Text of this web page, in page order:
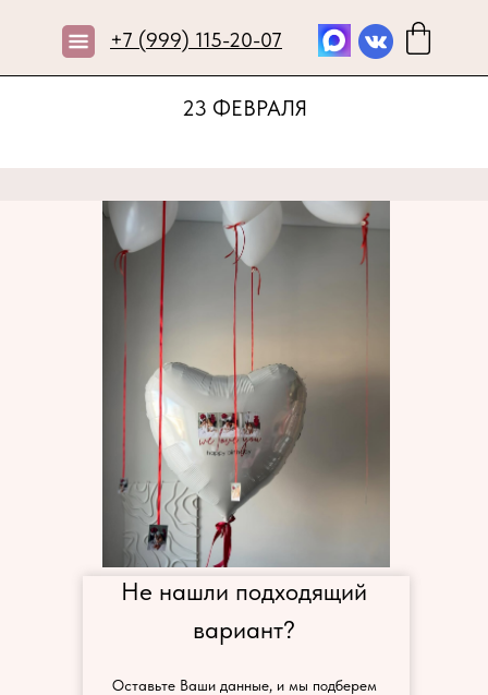
+7 (999) 115-20-07
23 ФЕВРАЛЯ
Не нашли подходящий
вариант?
Оставьте Ваши данные, и мы подберем